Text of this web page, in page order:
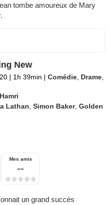
tombe amoureux de Mary
New
| 1h 39min | Comédie Drame
Lathan ,Simon Baker,Golden
Mes amis
--
un grand succès